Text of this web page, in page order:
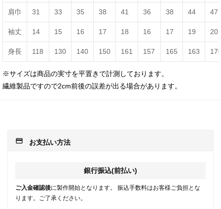
肩巾 31 33 35 38 41 36 38 44 47
袖丈 14 15 16 17 18 16 17 19 20
身長 118 130 140 150 161 157 165 163
※サイズは商品の実寸を平置きで計測しております。
繊維製品ですので2cm前後の誤差が出る場合があります。
payment お支払い方法
銀行振込(前払い)
ご入金確認後に製作開始となります。 振込手数料はお客様ご負担とな
ります。ご了承ください。